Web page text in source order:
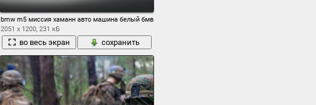
bmw m5 миссия хаманн авто машина белый бмв бумер седан корпус тюнинг
2051 x 1200, 231 кБ
во весь экран сохранить